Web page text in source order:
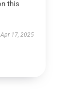
this
Apr 17, 2025